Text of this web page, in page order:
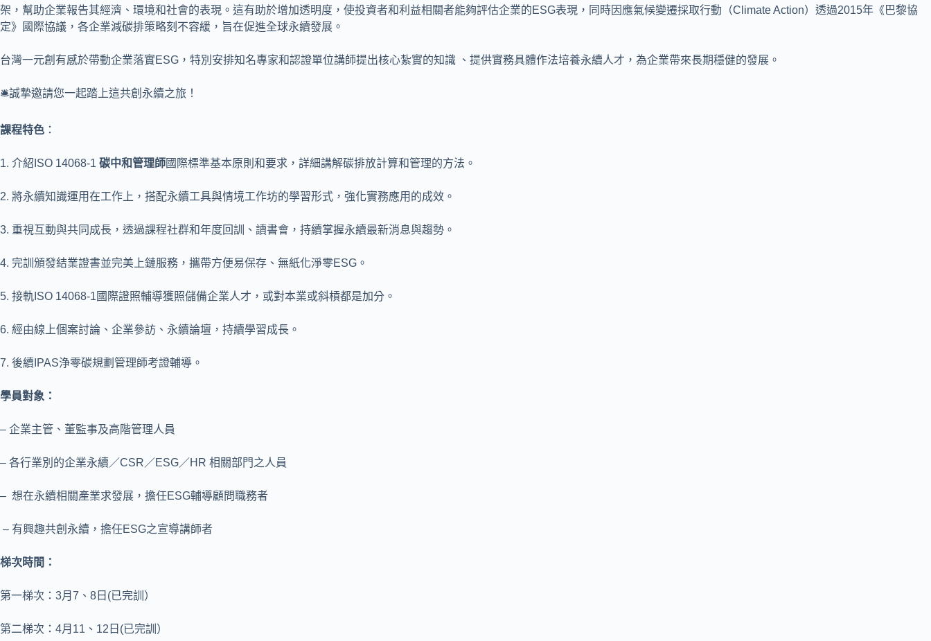
架，幫助企業報告其經濟、環境和社會的表現。這有助於增加透明度，使投資者和利益相關者能夠評估企業的ESG表現，同時因應氣候變遷採取行動（Climate Action）透過2015年《巴黎協
定》國際協議，各企業減碳排策略刻不容緩，旨在促進全球永續發展。
台灣一元創有感於帶動企業落實ESG，特別安排知名專家和認證單位講師提出核心紮實的知識 、提供實務具體作法培養永續人才，為企業帶來長期穩健的發展。
🛎誠摯邀請您一起踏上這共創永續之旅！
課程特色 ：
1. 介紹ISO 14068-1 碳中和管理師國際標準基本原則和要求，詳細講解碳排放計算和管理的方法。
2. 將永續知識運用在工作上，搭配永續工具與情境工作坊的學習形式，強化實務應用的成效。
3. 重視互動與共同成長，透過課程社群和年度回訓、讀書會，持續掌握永續最新消息與趨勢。
4. 完訓頒發結業證書並完美上鏈服務，攜帶方便易保存、無紙化淨零ESG。
5. 接軌ISO 14068-1國際證照輔導獲照儲備企業人才，或對本業或斜槓都是加分。
6. 經由線上個案討論、企業參訪、永續論壇，持續學習成長。
7. 後續IPAS浄零碳規劃管理師考證輔導。
學員對象：
– 企業主管、董監事及高階管理人員
– 各行業別的企業永續／CSR／ESG／HR 相關部門之人員
– 想在永續相關產業求發展，擔任ESG輔導顧問職務者
– 有興趣共創永續，擔任ESG之宣導講師者
梯次時間：
第一梯次：3月7、8日(已完訓）
第二梯次：4月11、12日(已完訓）